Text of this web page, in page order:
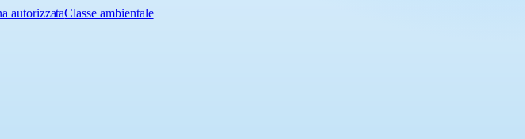
autorizzataClasse ambientale